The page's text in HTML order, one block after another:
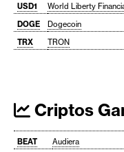
USD1
World Liberty
DOGE
Dogecoin
TRX
TRON
Criptos
BEAT Audiera